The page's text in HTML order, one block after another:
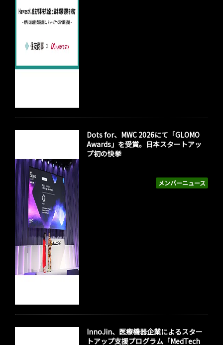
メンバーニュース
Dots for、MWC 2026にて「GLOMO
Awards」を受賞。日本スタートアッ
プ初の快挙
InnoJin、医療機器企業によるスター
トアップ支援プログラム「MedTech